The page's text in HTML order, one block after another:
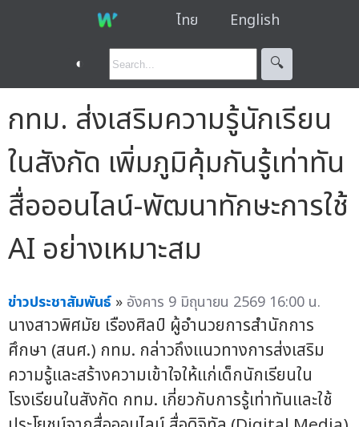
ไทย English
◐ 🔍︎
กทม. ส่งเสริมความรู้นักเรียน
ในสังกัด เพิ่มภูมิคุ้มกันรู้เท่าทัน
สื่อออนไลน์-พัฒนาทักษะการใช้
AI อย่างเหมาะสม
ข่าวประชาสัมพันธ์ » อังคาร 9 มิถุนายน 2569 16:00 น.
นางสาวพิศมัย เรืองศิลป์ ผู้อำนวยการสำนักการ
ศึกษา (สนศ.) กทม. กล่าวถึงแนวทางการส่งเสริม
ความรู้และสร้างความเข้าใจให้แก่เด็กนักเรียนใน
โรงเรียนในสังกัด กทม. เกี่ยวกับการรู้เท่าทันและใช้